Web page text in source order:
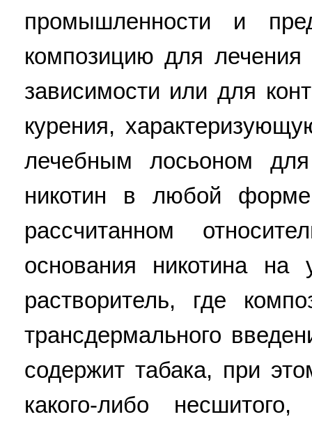
промышленности и
композицию для лечения
зависимости или для
курения,
лечебным лосьоном
никотин в любой
рассчитанном
основания никотина на
растворитель, где
трансдермального
содержит табака, при
какого-либо